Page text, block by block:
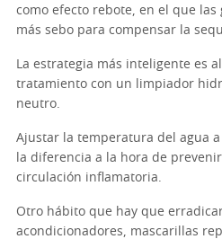
como efecto rebote, en el que
más sebo para compensar la
La estrategia más inteligente es
tratamiento con un limpiador
neutro.
Ajustar la temperatura del agua
la diferencia a la hora de
circulación inflamatoria.
Otro hábito que hay que
acondicionadores, mascarillas